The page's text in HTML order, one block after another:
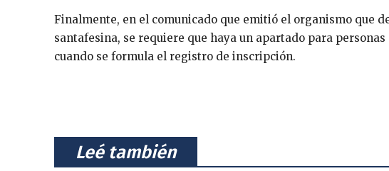
Finalmente, en el comunicado que emitió el organismo que
santafesina, se requiere que haya un apartado para
cuando se formula el registro de inscripción.
⠀Leé también⠀